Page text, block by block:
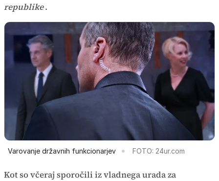
republike.
Varovanje državnih funkcionarjev FOTO: 24ur.com
Kot so včeraj sporočili iz vladnega urada za